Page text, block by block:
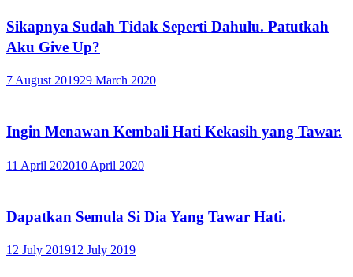
Sikapnya Sudah Tidak Seperti Dahulu. Patutkah
Aku Give Up?
7 August 201929 March 2020
Ingin Menawan Kembali Hati Kekasih yang Tawar.
11 April 202010 April 2020
Dapatkan Semula Si Dia Yang Tawar Hati.
12 July 201912 July 2019